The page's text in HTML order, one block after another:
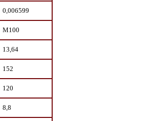
0,006599
М100
13,64
152
120
8,8